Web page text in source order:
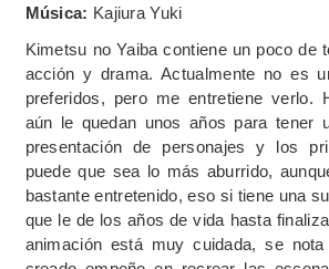
Música: Kajiura Yuki
Kimetsu no Yaiba contiene un poco de
acción y drama. Actualmente no es
preferidos, pero me entretiene verlo.
aún le quedan unos años para tener
presentación de personajes y los
puede que sea lo más aburrido,
bastante entretenido, eso si tiene una
que le de los años de vida hasta
animación está muy cuidada, se